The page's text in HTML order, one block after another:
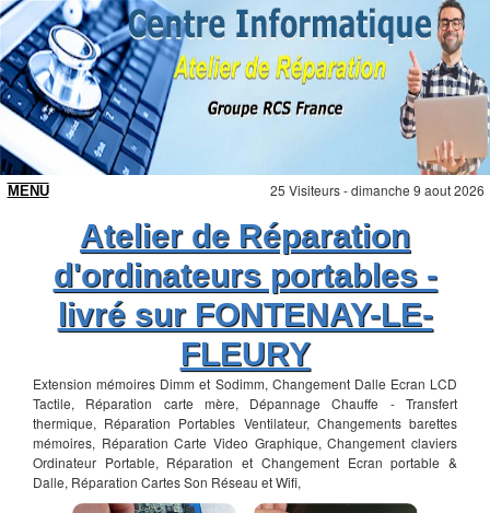
25 Visiteurs - dimanche 9 aout 2026
Atelier de Réparation
d'ordinateurs portables -
livré sur FONTENAY-LE-
FLEURY
Extension mémoires Dimm et Sodimm, Changement Dalle Ecran LCD
Tactile, Réparation carte mère, Dépannage Chauffe - Transfert
thermique, Réparation Portables Ventilateur, Changements barettes
mémoires, Réparation Carte Video Graphique, Changement claviers
Ordinateur Portable, Réparation et Changement Ecran portable &
Dalle, Réparation Cartes Son Réseau et Wifi,